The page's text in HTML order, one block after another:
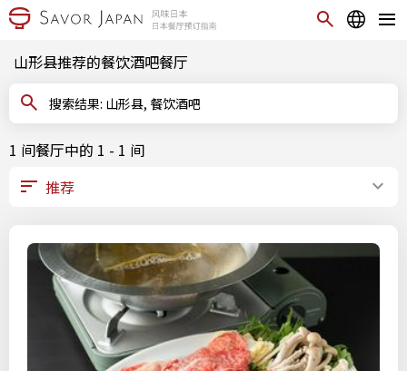
山形县推荐的餐饮酒吧餐厅
搜索结果: 山形县, 餐饮酒吧
1 间餐厅中的 1 - 1 间